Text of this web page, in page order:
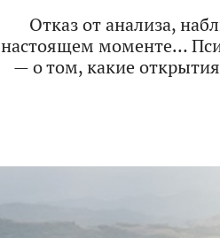
Отказ от анализа,
настоящем моменте…
— о том, какие